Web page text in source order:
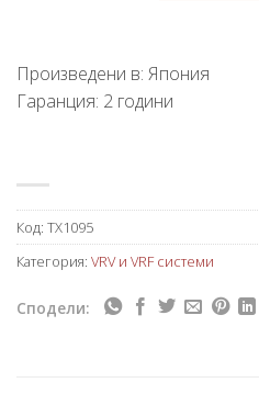
Произведени в: Япония
Гаранция: 2 години
Код: TX1095
Категория: VRV и VRF системи
Сподели: